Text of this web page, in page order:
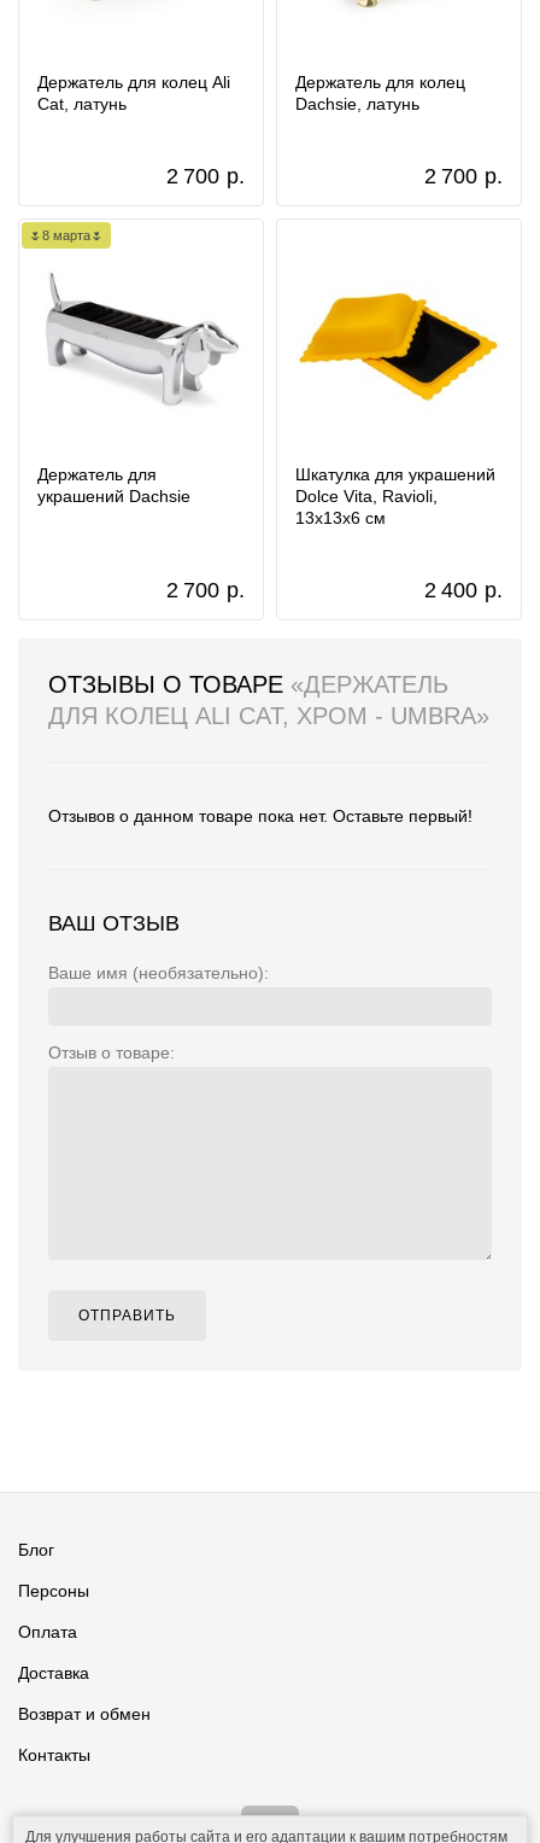
Держатель для колец Ali
Cat, латунь
2 700 р.
Держатель для колец
Dachsie, латунь
2 700 р.
Держатель для
украшений Dachsie
2 700 р.
🌷8 марта🌷
Шкатулка для украшений
Dolce Vita, Ravioli,
13х13х6 см
2 400 р.
ОТЗЫВЫ О ТОВАРЕ «ДЕРЖАТЕЛЬ
ДЛЯ КОЛЕЦ ALI CAT, ХРОМ - UMBRA»
Отзывов о данном товаре пока нет. Оставьте первый!
ВАШ ОТЗЫВ
Ваше имя (необязательно):
Отзыв о товаре:
ОТПРАВИТЬ
Блог
Персоны
Оплата
Доставка
Возврат и обмен
Контакты
Для улучшения работы сайта и его адаптации к вашим потребностям